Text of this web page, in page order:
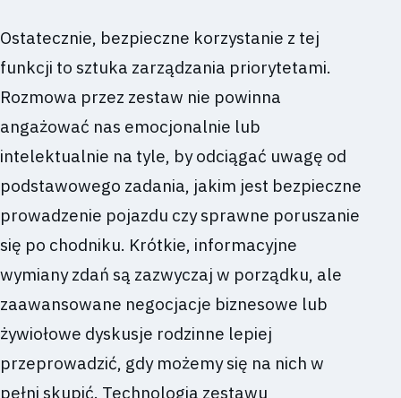
Ostatecznie, bezpieczne korzystanie z tej
funkcji to sztuka zarządzania priorytetami.
Rozmowa przez zestaw nie powinna
angażować nas emocjonalnie lub
intelektualnie na tyle, by odciągać uwagę od
podstawowego zadania, jakim jest bezpieczne
prowadzenie pojazdu czy sprawne poruszanie
się po chodniku. Krótkie, informacyjne
wymiany zdań są zazwyczaj w porządku, ale
zaawansowane negocjacje biznesowe lub
żywiołowe dyskusje rodzinne lepiej
przeprowadzić, gdy możemy się na nich w
pełni skupić. Technologia zestawu